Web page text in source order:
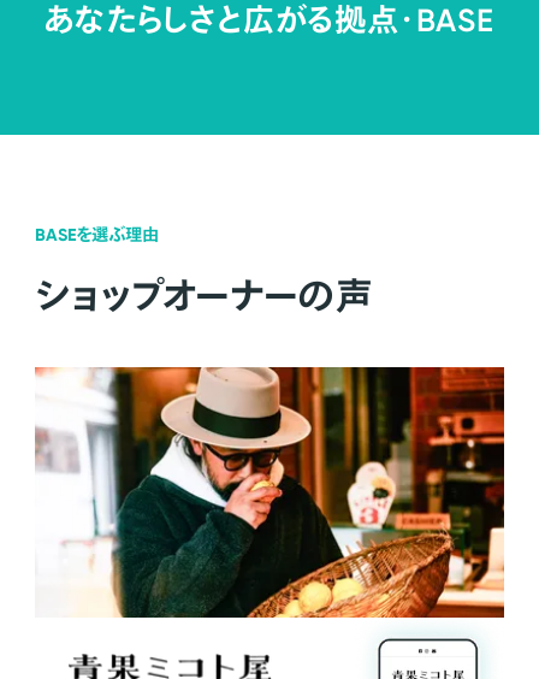
あなたらしさと広がる拠点・BASE
BASEを選ぶ理由
ショップオーナーの声